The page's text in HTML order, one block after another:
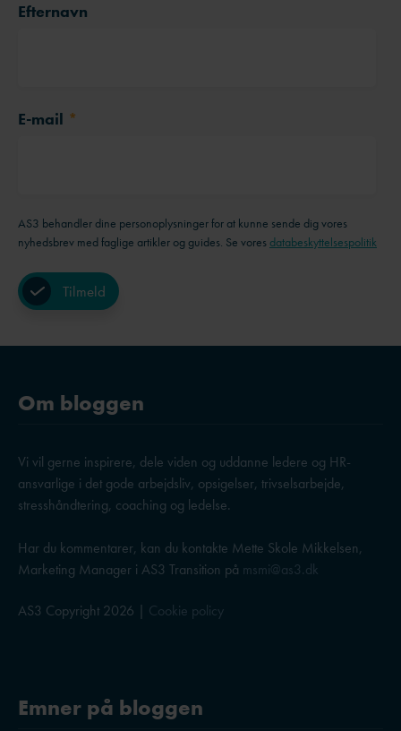
Efternavn
E-mail *
AS3 behandler dine personoplysninger for at kunne sende dig vores
nyhedsbrev med faglige artikler og guides. Se vores databeskyttelsespolitik
Om bloggen
Vi vil gerne inspirere, dele viden og uddanne ledere og HR-
ansvarlige i det gode arbejdsliv, opsigelser, trivselsarbejde,
stresshåndtering, coaching og ledelse.
Har du kommentarer, kan du kontakte Mette Skole Mikkelsen,
Marketing Manager i AS3 Transition på msmi@as3.dk
AS3 Copyright 2026 | Cookie policy
Emner på bloggen